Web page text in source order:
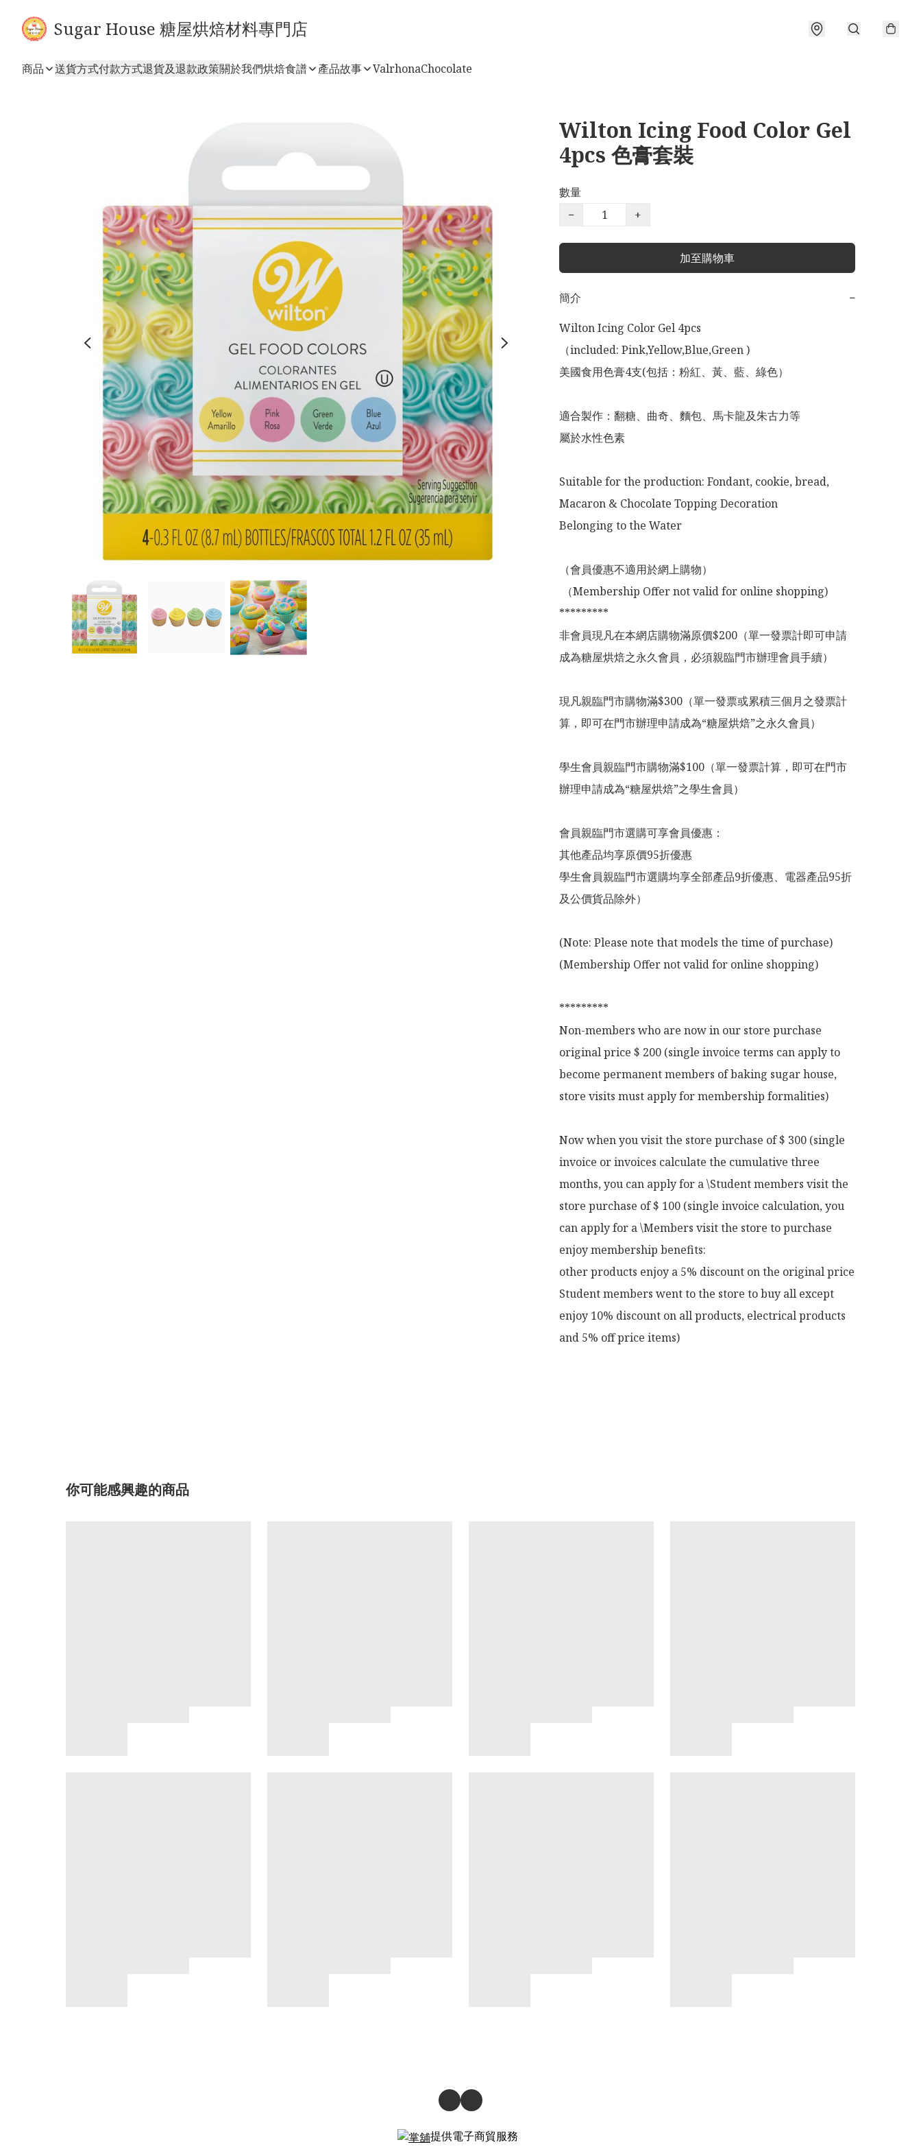
Sugar House 糖屋烘焙材料專門店
商品 送貨方式付款方式退貨及退款政策關於我們烘焙食譜 產品故事 ValrhonaChocolate
Wilton Icing Food Color Gel
4pcs 色膏套裝
數量
−
+
加至購物車
簡介
−
Wilton Icing Color Gel 4pcs
（included: Pink,Yellow,Blue,Green )
美國食用色膏4支(包括：粉紅、黃、藍、綠色）
適合製作：翻糖、曲奇、麵包、馬卡龍及朱古力等
屬於水性色素
Suitable for the production: Fondant, cookie, bread,
Macaron & Chocolate Topping Decoration
Belonging to the Water
（會員優惠不適用於網上購物）
*********
非會員現凡在本網店購物滿原價$200（單一發票計即可申請
成為糖屋烘焙之永久會員，必須親臨門市辦理會員手續）
現凡親臨門市購物滿$300（單一發票或累積三個月之發票計
算，即可在門市辦理申請成為“糖屋烘焙”之永久會員）
學生會員親臨門市購物滿$100（單一發票計算，即可在門市
辦理申請成為“糖屋烘焙”之學生會員）
會員親臨門市選購可享會員優惠：
其他產品均享原價95折優惠
學生會員親臨門市選購均享全部產品9折優惠、電器產品95折
及公價貨品除外）
(Note: Please note that models the time of purchase)
(Membership Offer not valid for online shopping)
*********
Non-members who are now in our store purchase
original price $ 200 (single invoice terms can apply to
become permanent members of baking sugar house,
store visits must apply for membership formalities)
Now when you visit the store purchase of $ 300 (single
invoice or invoices calculate the cumulative three
months, you can apply for a \Student members visit the
store purchase of $ 100 (single invoice calculation, you
can apply for a \Members visit the store to purchase
enjoy membership benefits:
other products enjoy a 5% discount on the original price
Student members went to the store to buy all except
enjoy 10% discount on all products, electrical products
and 5% off price items)
你可能感興趣的商品
提供電子商貿服務